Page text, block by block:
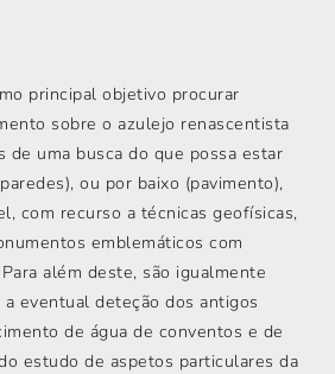
principal objetivo procurar
sobre o azulejo renascentista
de uma busca do que possa estar
ou por baixo (pavimento),
com recurso a técnicas geofísicas,
emblemáticos com
além deste, são igualmente
eventual deteção dos antigos
de água de conventos e de
estudo de aspetos particulares da